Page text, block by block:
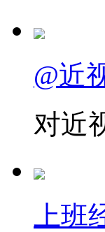
@近
对近
上